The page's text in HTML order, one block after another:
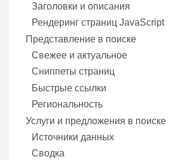
Заголовки и описания
Рендеринг страниц JavaScript
Представление в поиске
Свежее и актуальное
Сниппеты страниц
Быстрые ссылки
Региональность
Услуги и предложения в поиске
Источники данных
Сводка